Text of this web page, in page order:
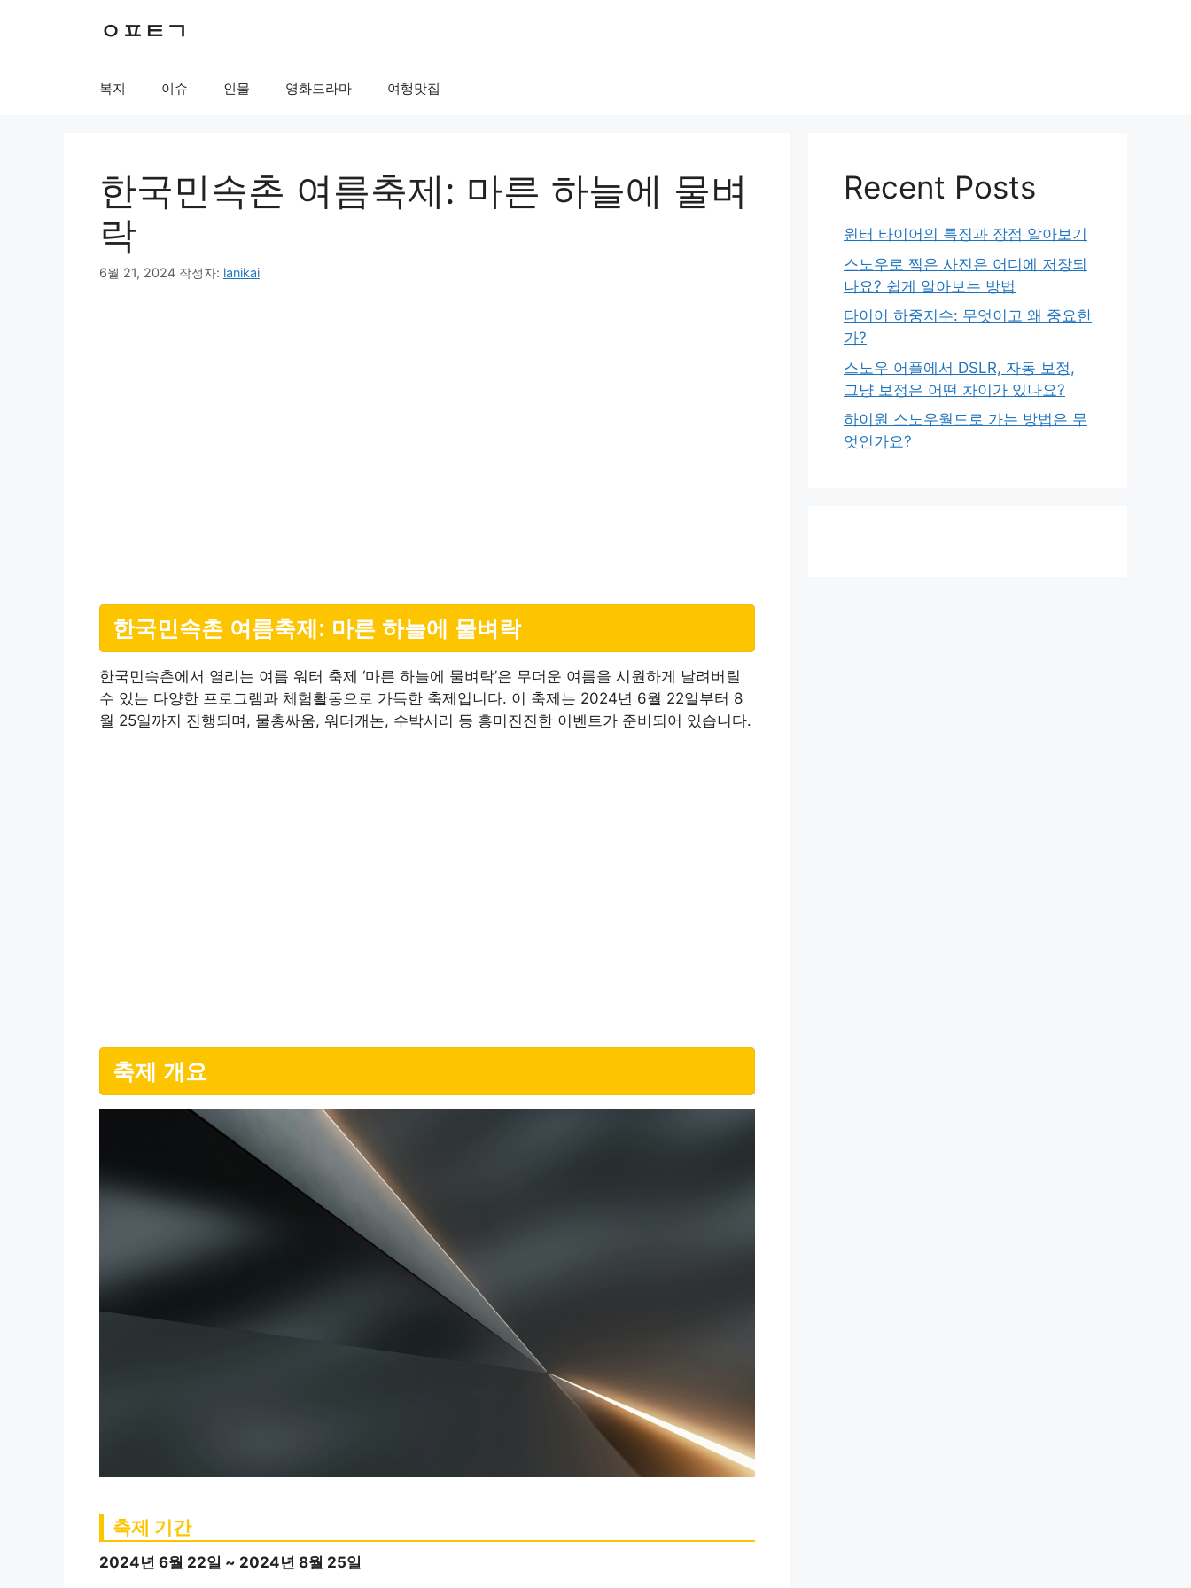
ㅇㅍㅌㄱ
복지 이슈 인물 영화드라마 여행맛집
한국민속촌 여름축제: 마른 하늘에 물벼
락
6월 21, 2024 작성자: lanikai
한국민속촌 여름축제: 마른 하늘에 물벼락
한국민속촌에서 열리는 여름 워터 축제 ‘마른 하늘에 물벼락’은 무더운 여름을 시원하게 날려버릴
수 있는 다양한 프로그램과 체험활동으로 가득한 축제입니다. 이 축제는 2024년 6월 22일부터 8
월 25일까지 진행되며, 물총싸움, 워터캐논, 수박서리 등 흥미진진한 이벤트가 준비되어 있습니다.
축제 개요
축제 기간
2024년 6월 22일 ~ 2024년 8월 25일
Recent Posts
윈터 타이어의 특징과 장점 알아보기
스노우로 찍은 사진은 어디에 저장되
나요? 쉽게 알아보는 방법
타이어 하중지수: 무엇이고 왜 중요한
가?
스노우 어플에서 DSLR, 자동 보정,
그냥 보정은 어떤 차이가 있나요?
하이원 스노우월드로 가는 방법은 무
엇인가요?